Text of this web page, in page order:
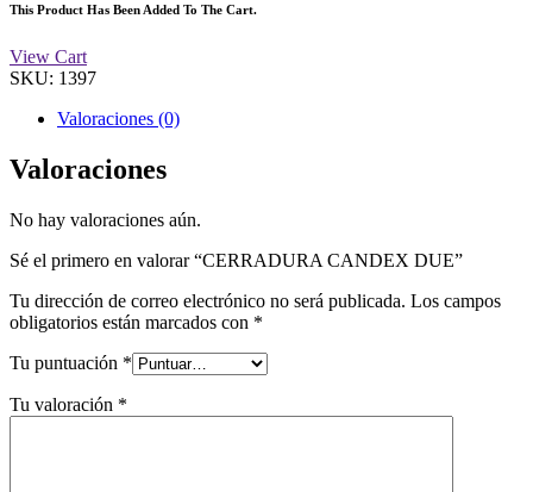
This Product Has Been Added To The Cart.
View Cart
SKU: 1397
Valoraciones (0)
Valoraciones
No hay valoraciones aún.
Sé el primero en valorar “CERRADURA CANDEX DUE”
Tu dirección de correo electrónico no será publicada. Los campos
obligatorios están marcados con *
Tu puntuación *
Tu valoración *